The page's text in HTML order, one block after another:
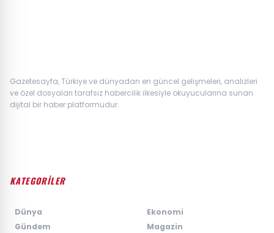
Gazetesayfa, Türkiye ve dünyadan en güncel gelişmeleri, analizleri
ve özel dosyaları tarafsız habercilik ilkesiyle okuyucularına sunan
dijital bir haber platformudur.
KATEGORİLER
Dünya
Ekonomi
Gündem
Magazin